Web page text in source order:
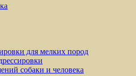
для мелких пород
собаки и человека